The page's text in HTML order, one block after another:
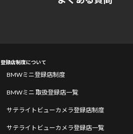
登録店制度について
BMWミニ登録店制度
BMWミニ 取扱登録店一覧
サテライトビューカメラ登録店制度
サテライトビューカメラ登録店一覧